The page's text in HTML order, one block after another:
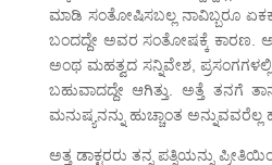
ಮಾಡಿ ಸಂತೋಷಿಸಬಲ್ಲ ನಾವಿಬ್ಬರೂ
ಬಂದದ್ದೇ ಅವರ ಸಂತೋಷಕ್ಕೆ ಕಾರಣ.
ಅಂಥ ಮಹತ್ವದ ಸನ್ನಿವೇಶ,
ಬಹುವಾದದ್ದೇ ಆಗಿತ್ತು. ಅತ್ತೆ ತನಗೆ
ಮನುಷ್ಯನನ್ನು ಹುಚ್ಚಾಂತ ಅನ್ನುವವರೆಲ್ಲ
ಅತ್ತ ಡಾಕ್ಟರರು ತನ್ನ ಪತ್ನಿಯನ್ನು